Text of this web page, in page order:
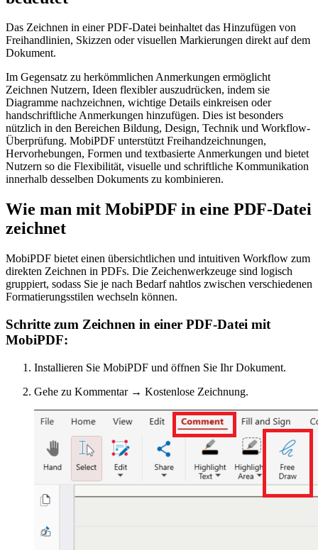
Das Zeichnen in einer PDF-Datei beinhaltet das Hinzufügen von
Freihandlinien, Skizzen oder visuellen Markierungen direkt auf dem
Dokument.
Im Gegensatz zu herkömmlichen Anmerkungen ermöglicht
Zeichnen Nutzern, Ideen flexibler auszudrücken, indem sie
Diagramme nachzeichnen, wichtige Details einkreisen oder
handschriftliche Anmerkungen hinzufügen. Dies ist besonders
nützlich in den Bereichen Bildung, Design, Technik und Workflow-
Überprüfung. MobiPDF unterstützt Freihandzeichnungen,
Hervorhebungen, Formen und textbasierte Anmerkungen und bietet
Nutzern so die Flexibilität, visuelle und schriftliche Kommunikation
innerhalb desselben Dokuments zu kombinieren.
Wie man mit MobiPDF in eine PDF-Datei
zeichnet
MobiPDF bietet einen übersichtlichen und intuitiven Workflow zum
direkten Zeichnen in PDFs. Die Zeichenwerkzeuge sind logisch
gruppiert, sodass Sie je nach Bedarf nahtlos zwischen verschiedenen
Formatierungsstilen wechseln können.
Schritte zum Zeichnen in einer PDF-Datei mit
MobiPDF:
Installieren Sie MobiPDF und öffnen Sie Ihr Dokument.
Gehe zu Kommentar → Kostenlose Zeichnung.